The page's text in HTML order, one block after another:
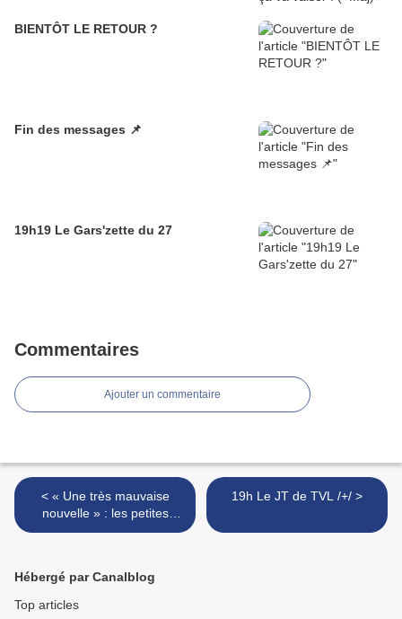
BIENTÔT LE RETOUR ?
Fin des messages 📌
19h19 Le Gars'zette du 27
Commentaires
Ajouter un commentaire
< « Une très mauvaise
nouvelle » : les petites
entreprises vont devoir
19h Le JT de TVL /+/ >
Hébergé par Canalblog
Top articles